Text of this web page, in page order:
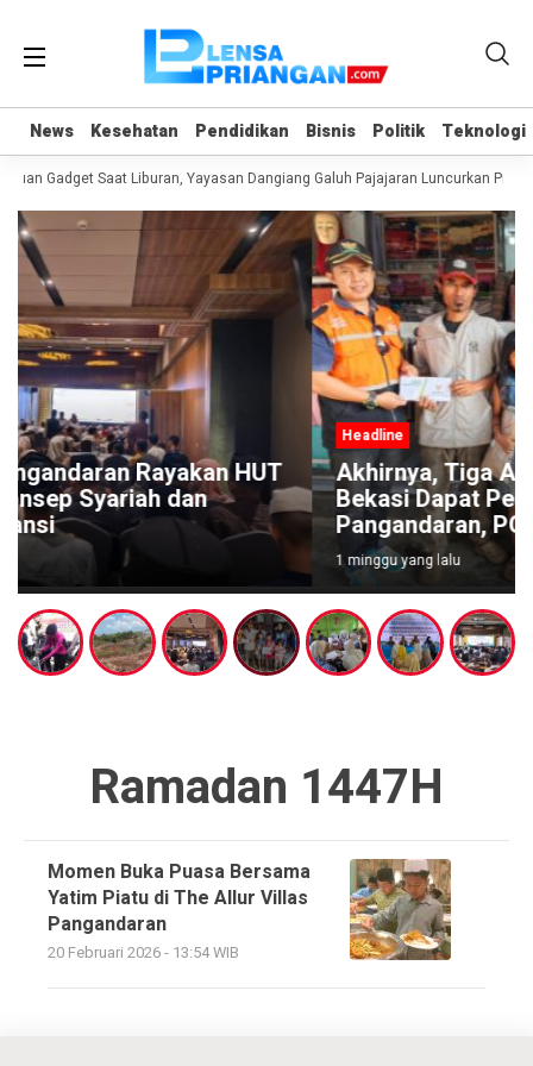
News Kesehatan Pendidikan Bisnis Politik Teknologi
News Kesehatan Pendidikan Bisnis Politik Teknologi
Gadget Saat Liburan, Yayasan Dangiang Galuh Pajajaran Luncurkan
Headline
Akhirnya, Tiga Anak Pemulung Asal
Bekasi Dapat Perhatian Disdikpora
Pangandaran, PGRI, dan BAZNAS
1 minggu yang lalu
Ramadan 1447H
Momen Buka Puasa Bersama
Yatim Piatu di The Allur Villas
Pangandaran
20 Februari 2026 - 13:54 WIB